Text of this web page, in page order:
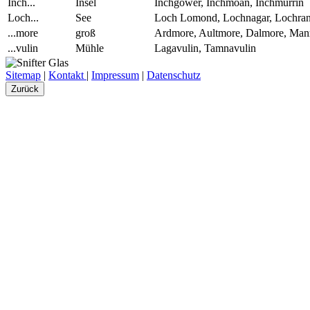
Loch...
See
Loch Lomond, Lochnagar,
...more
groß
Ardmore, Aultmore, Dalmore,
...vulin
Mühle Lagavulin, Tamnavulin
Sitemap | Kontakt | Impressum | Datenschutz
Zurück